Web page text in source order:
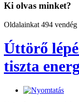
Ki olvas minket?
Oldalainkat 494 vendég
Úttörő
tiszta